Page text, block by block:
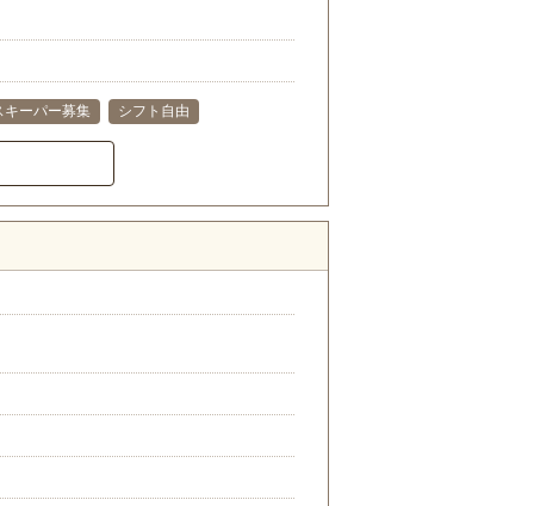
キーパー募集 シフト自由